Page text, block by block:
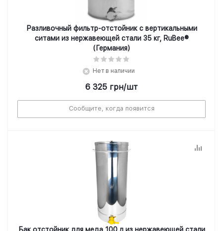
Разливочный фильтр-отстойник с вертикальными
ситами из нержавеющей стали 35 кг, RuBee®
(Германия)
Нет в наличии
6 325 грн/шт
Сообщите, когда появится